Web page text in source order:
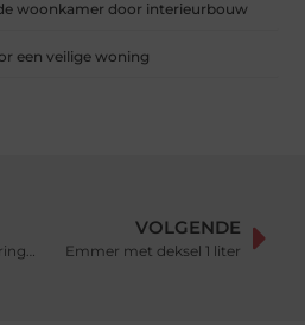
woonkamer door interieurbouw
een veilige woning
Een bouwkundige keuring in Utrecht schept duidelijkheid
VOLGENDE
Emmer met deksel 1 liter